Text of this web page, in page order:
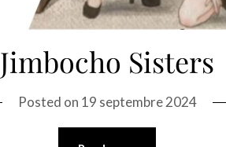
Jimbocho Sisters
Posted on 19 septembre 2024